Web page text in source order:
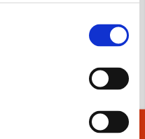
verlanglijst